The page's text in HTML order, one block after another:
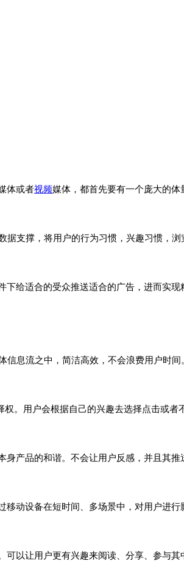
体或者视频媒体，都首先要有一个庞大的
据支撑，将用户的行为习惯，兴趣习惯，浏
给适合的受众推送适合的广告，进而实现
息流之中，简洁高效，不会浪费用户时间
。用户会根据自己的兴趣去选择点击或者
身产品的和谐。不会让用户反感，并且其
动设备在短时间、多场景中，对用户进
以让用户更有兴趣来阅读、分享、参与其